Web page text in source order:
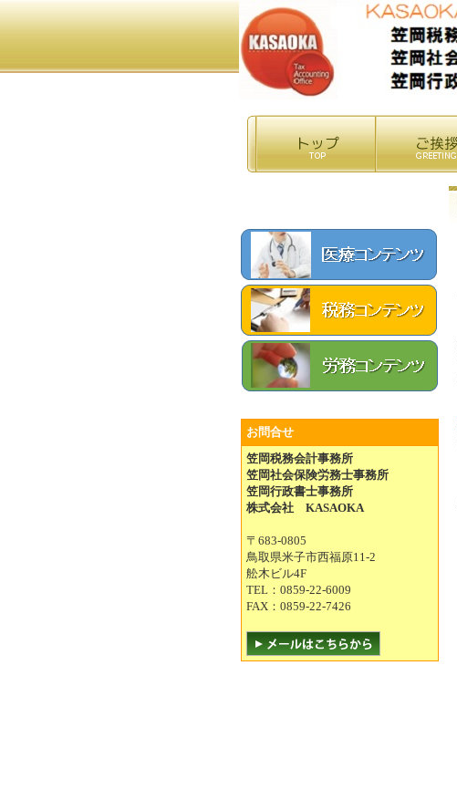
お問合せ
笠岡税務会計事務所
笠岡社会保険労務士事務所
笠岡行政書士事務所
株式会社 KASAOKA
〒683-0805
鳥取県米子市西福原11-2
舩木ビル4F
TEL：0859-22-6009
FAX：0859-22-7426